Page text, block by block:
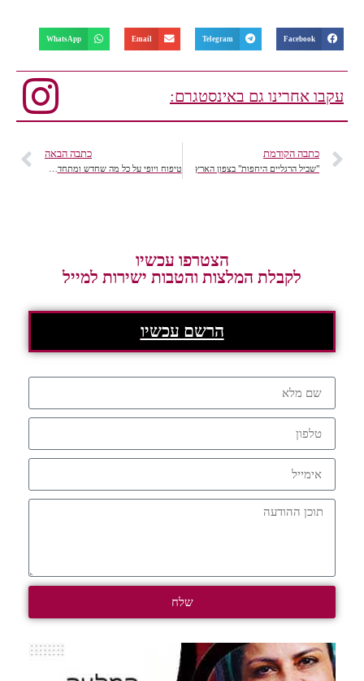
Facebook
Telegram
Email
WhatsApp
עקבו אחרינו גם באינסטגרם:
כתבה הקודמת
"שביל הרגליים היחפות" בצפון הארץ
כתבה הבאה
טיפוח ויופי על כל מה שחדש ומתחדש בתחום, המוצרים ב'ההמלצה שלי'
הצטרפו עכשיו
לקבלת המלצות והטבות ישירות למייל
הרשם עכשיו
שלח